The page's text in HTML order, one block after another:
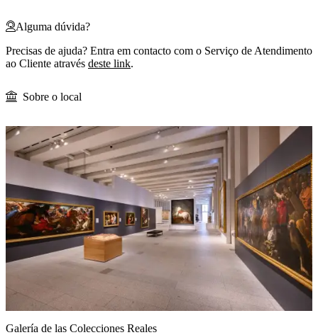
Alguma dúvida?
Precisas de ajuda? Entra em contacto com o Serviço de Atendimento
ao Cliente através deste link.
Sobre o local
Galería de las Colecciones Reales